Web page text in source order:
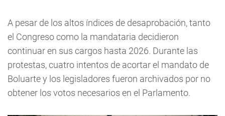
A pesar de los altos índices de desaprobación, tanto
el Congreso como la mandataria decidieron
continuar en sus cargos hasta 2026. Durante las
protestas, cuatro intentos de acortar el mandato de
Boluarte y los legisladores fueron archivados por no
obtener los votos necesarios en el Parlamento.